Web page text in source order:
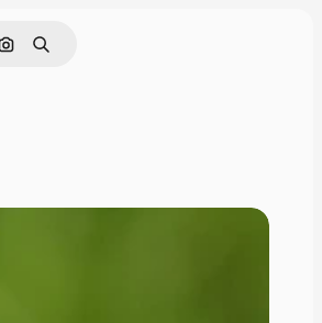
Pesquisar por imagem
Buscar